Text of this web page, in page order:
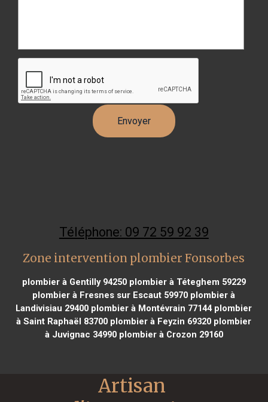
Téléphone: 09 72 59 92 39
Zone intervention plombier Fonsorbes
plombier à Gentilly 94250plombier à Téteghem 59229
plombier à Fresnes sur Escaut 59970 plombier à
Landivisiau 29400 plombier à Montévrain 77144plombier
à Saint Raphaël 83700 plombier à Feyzin 69320 plombier
à Juvignac 34990plombier à Crozon 29160
Artisan